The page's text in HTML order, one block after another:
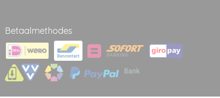
Betaalmethodes